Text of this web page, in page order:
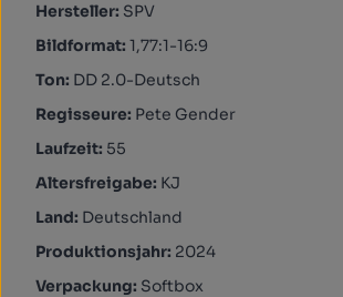
Hersteller: SPV
Bildformat: 1,77:1-16:9
Ton: DD 2.0-Deutsch
Regisseure: Pete Gender
Laufzeit: 55
Altersfreigabe: KJ
Land: Deutschland
Produktionsjahr: 2024
Verpackung: Softbox